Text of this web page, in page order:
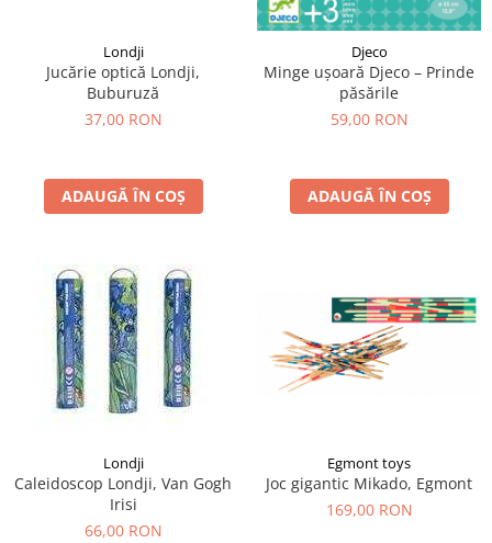
Londji
Jucărie optică Londji,
Buburuză
37,00 RON
ADAUGĂ ÎN COȘ
Djeco
Minge ușoară Djeco – Prinde
păsările
59,00 RON
ADAUGĂ ÎN COȘ
Londji
Caleidoscop Londji, Van Gogh
Irisi
66,00 RON
Egmont toys
Joc gigantic Mikado, Egmont
169,00 RON